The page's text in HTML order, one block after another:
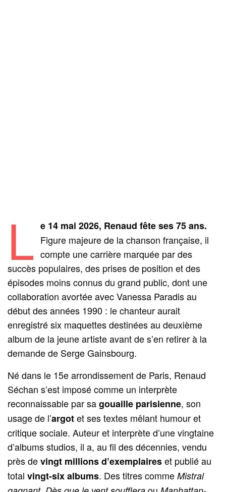
L e 14 mai 2026, Renaud fête ses 75 ans.
Figure majeure de la chanson française, il
compte une carrière marquée par des
succès populaires, des prises de position et des
épisodes moins connus du grand public, dont une
collaboration avortée avec Vanessa Paradis au
début des années 1990 : le chanteur aurait
enregistré six maquettes destinées au deuxième
album de la jeune artiste avant de s’en retirer à la
demande de Serge Gainsbourg.
Né dans le 15e arrondissement de Paris, Renaud
Séchan s’est imposé comme un interprète
reconnaissable par sagouaille parisienne, son
usage de l’argotet ses textes mêlant humour et
critique sociale. Auteur et interprète d’une vingtaine
d’albums studios, il a, au fil des décennies, vendu
près devingt millions d’exemplaireset publié au
totalvingt-six albums. Des titres commeMistral